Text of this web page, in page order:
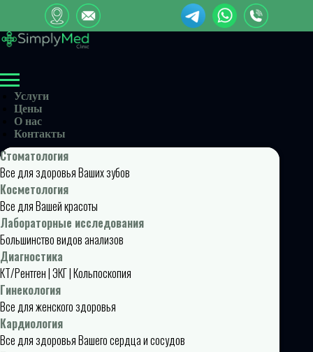
Услуги
Цены
О нас
Контакты
Стоматология
Все для здоровья Ваших зубов
Косметология
Все для Вашей красоты
Лабораторные исследования
Большинство видов анализов
Диагностика
КТ/Рентген | ЭКГ | Кольпоскопия
Гинекология
Все для женского здоровья
Кардиология
Все для здоровья Вашего сердца и сосудов